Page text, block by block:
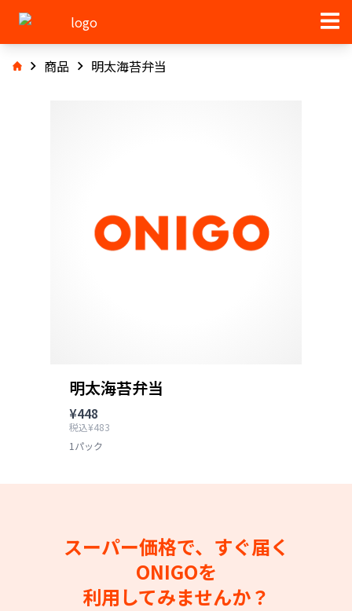
商品 明太海苔弁当
明太海苔弁当
¥448
税込¥483
1パック
スーパー価格で、すぐ届く
ONIGOを
利用してみませんか？